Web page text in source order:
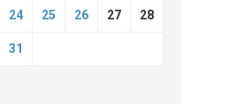
24 25 26 27 28
31